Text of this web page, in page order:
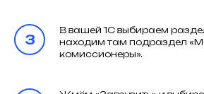
В вашей 1С выбираем
находим там подраздел
комиссионеры».